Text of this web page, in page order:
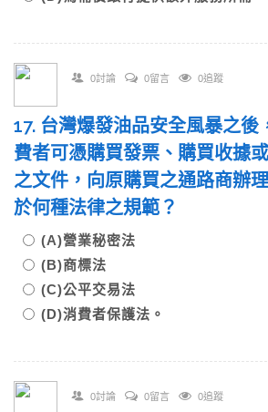
0討論 0留言 0追蹤
17. 台灣爆發油品安全風暴之後
費者可憑購買發票、購買收據
之文件，向原購買之通路商辦
於何種法律之規範？
(A)營業秘密法
(B)商標法
(C)公平交易法
(D)消費者保護法。
0討論 0留言 0追蹤